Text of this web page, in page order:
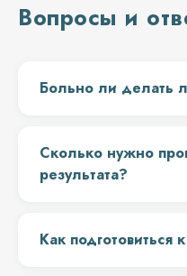
Вопросы и
Больно ли делать
Сколько нужно
результата?
Как подготовиться